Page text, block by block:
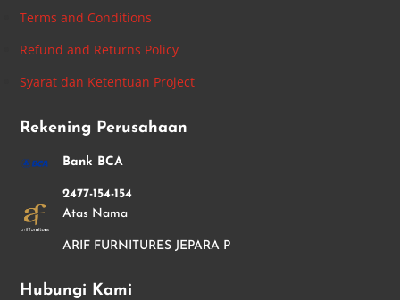
Terms and Conditions
Refund and Returns Policy
Syarat dan Ketentuan Project
Rekening Perusahaan
Bank BCA
2477-154-154
Atas Nama
ARIF FURNITURES JEPARA P
Hubungi Kami